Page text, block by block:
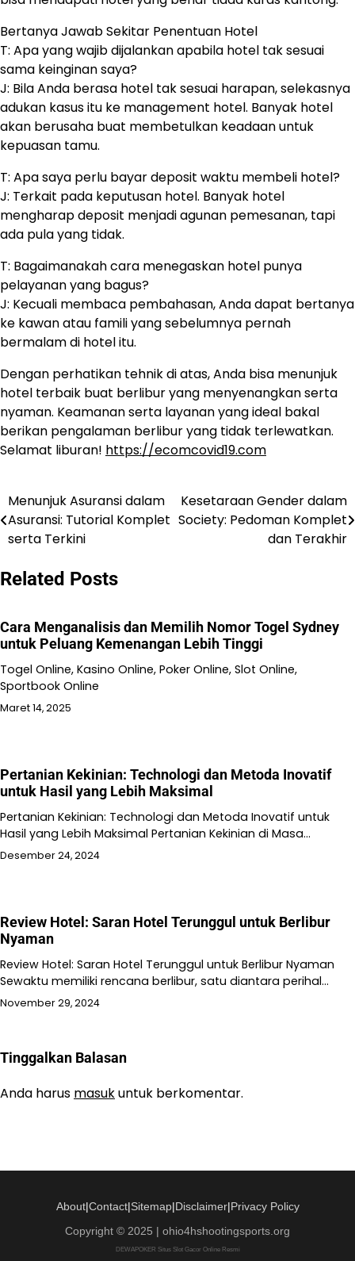
Bertanya Jawab Sekitar Penentuan Hotel
T: Apa yang wajib dijalankan apabila hotel tak sesuai
sama keinginan saya?
J: Bila Anda berasa hotel tak sesuai harapan, selekasnya
adukan kasus itu ke management hotel. Banyak hotel
akan berusaha buat membetulkan keadaan untuk
kepuasan tamu.
T: Apa saya perlu bayar deposit waktu membeli hotel?
J: Terkait pada keputusan hotel. Banyak hotel
mengharap deposit menjadi agunan pemesanan, tapi
ada pula yang tidak.
T: Bagaimanakah cara menegaskan hotel punya
pelayanan yang bagus?
J: Kecuali membaca pembahasan, Anda dapat bertanya
ke kawan atau famili yang sebelumnya pernah
bermalam di hotel itu.
Dengan perhatikan tehnik di atas, Anda bisa menunjuk
hotel terbaik buat berlibur yang menyenangkan serta
nyaman. Keamanan serta layanan yang ideal bakal
berikan pengalaman berlibur yang tidak terlewatkan.
Selamat liburan! https://ecomcovid19.com
Navigasi
pos
Menunjuk Asuransi dalam
Asuransi: Tutorial Komplet
serta Terkini
Kesetaraan Gender dalam
Society: Pedoman Komplet
dan Terakhir
Related Posts
Cara Menganalisis dan Memilih Nomor Togel Sydney
untuk Peluang Kemenangan Lebih Tinggi
Togel Online, Kasino Online, Poker Online, Slot Online,
Sportbook Online
Maret 14, 2025
Pertanian Kekinian: Technologi dan Metoda Inovatif
untuk Hasil yang Lebih Maksimal
Pertanian Kekinian: Technologi dan Metoda Inovatif untuk
Hasil yang Lebih Maksimal Pertanian Kekinian di Masa…
Desember 24, 2024
Review Hotel: Saran Hotel Terunggul untuk Berlibur
Nyaman
Review Hotel: Saran Hotel Terunggul untuk Berlibur Nyaman
Sewaktu memiliki rencana berlibur, satu diantara perihal…
November 29, 2024
Tinggalkan Balasan
Anda harus masukuntuk berkomentar.
About|Contact|Sitemap|Disclaimer|Privacy Policy
Copyright © 2025 | ohio4hshootingsports.org
DEWAPOKER Situs Slot Gacor Online Resmi